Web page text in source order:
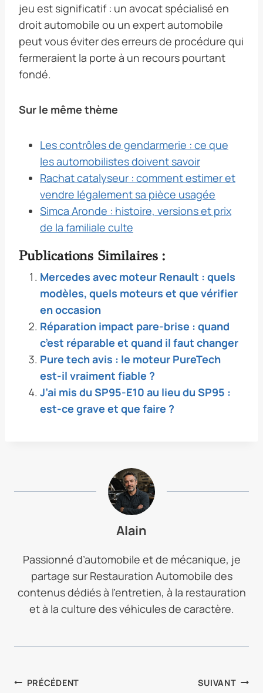
jeu est significatif : un avocat spécialisé en
droit automobile ou un expert automobile
peut vous éviter des erreurs de procédure qui
fermeraient la porte à un recours pourtant
fondé.
Sur le même thème
Les contrôles de gendarmerie : ce que
les automobilistes doivent savoir
Rachat catalyseur : comment estimer et
vendre légalement sa pièce usagée
Simca Aronde : histoire, versions et prix
de la familiale culte
Publications Similaires :
Mercedes avec moteur Renault : quels
modèles, quels moteurs et que vérifier
en occasion
Réparation impact pare-brise : quand
c’est réparable et quand il faut changer
Pure tech avis : le moteur PureTech
est-il vraiment fiable ?
J’ai mis du SP95-E10 au lieu du SP95 :
est-ce grave et que faire ?
Alain
Passionné d’automobile et de mécanique, je
partage sur Restauration Automobile des
contenus dédiés à l’entretien, à la restauration
et à la culture des véhicules de caractère.
NAVIGATION
PRÉCÉDENT SUIVANT